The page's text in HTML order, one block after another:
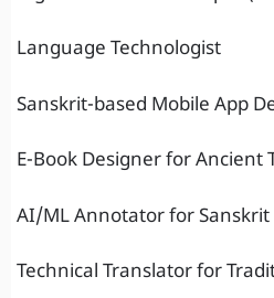
Language Technologist
Sanskrit-based Mobile App
E-Book Designer for Ancient
AI/ML Annotator for Sanskrit
Technical Translator for